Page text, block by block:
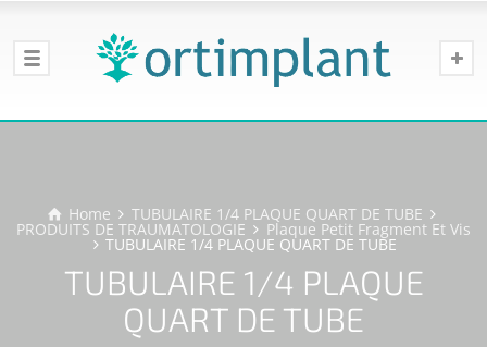
Home TUBULAIRE 1/4 PLAQUE QUART DE TUBE
PRODUITS DE TRAUMATOLOGIE Plaque Petit Fragment Et Vis
TUBULAIRE 1/4 PLAQUE QUART DE TUBE
TUBULAIRE 1/4 PLAQUE
QUART DE TUBE